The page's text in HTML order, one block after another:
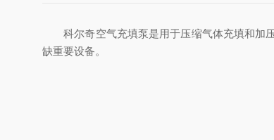
科尔奇空气充填泵是用于压缩气体充填和加压
缺重要设备。